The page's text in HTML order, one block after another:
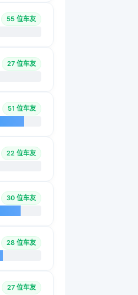
55 位车友
27 位车友
51 位车友
22 位车友
30 位车友
28 位车友
27 位车友